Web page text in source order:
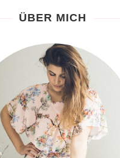
ÜBER MICH